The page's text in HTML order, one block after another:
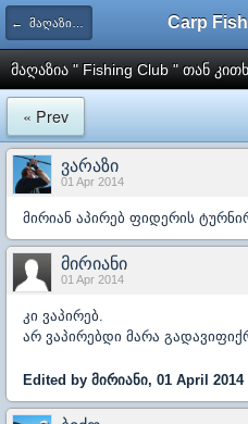
← მაღაზია Fishing Club
მაღაზია " Fishing Club " თან
« Prev
ვარაზი
01 Apr 2014
მირიან აპირებ ფიდერის
მირიანი
01 Apr 2014
კი ვაპირებ.
არ ვაპირებდი მარა
Edited by მირიანი, 01 April 2014